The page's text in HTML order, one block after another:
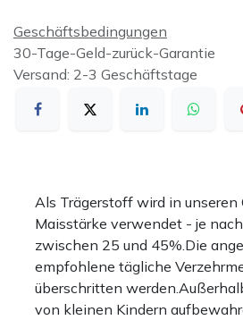
Geschäftsbedingungen
30-Tage-Geld-zurück-Garantie
Versand: 2-3 Geschäftstage
Als Trägerstoff wird in unseren
Maisstärke verwendet - je
zwischen 25 und 45%.Die
empfohlene tägliche
überschritten
von kleinen Kindern